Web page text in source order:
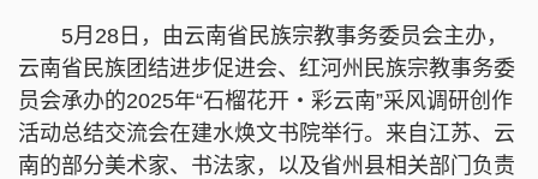
5月28日，由云南省民族宗教事务委员会主办，
云南省民族团结进步促进会、红河州民族宗教事务委
员会承办的2025年“石榴花开・彩云南”采风调研创作
活动总结交流会在建水焕文书院举行。来自江苏、云
南的部分美术家、书法家，以及省州县相关部门负责